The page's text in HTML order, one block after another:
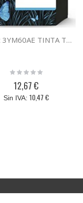
HP Inc 3YM60AE TINTA TRICOLOR HP 305
Rating:
12,67 €
10,47 €